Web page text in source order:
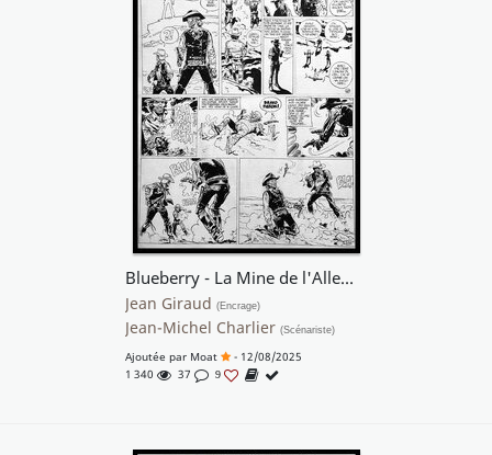
Blueberry - La Mine de l'Allemand Perdu
Jean Giraud (Encrage)
Jean-Michel Charlier (Scénariste)
Ajoutée par Moat
- 12/08/2025
1 340
37 9